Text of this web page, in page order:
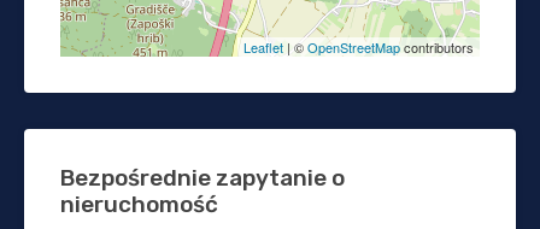
Leaflet | ©OpenStreetMapcontributors
Bezpośrednie zapytanie o
nieruchomość